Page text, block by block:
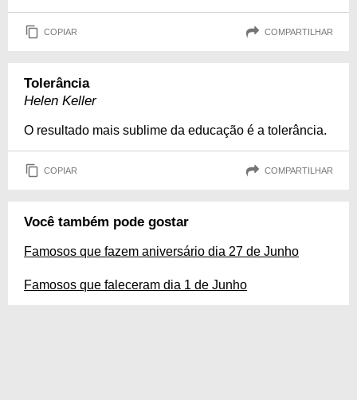
COPIAR COMPARTILHAR
Tolerância
Helen Keller
O resultado mais sublime da educação é a tolerância.
COPIAR COMPARTILHAR
Você também pode gostar
Famosos que fazem aniversário dia 27 de Junho
Famosos que faleceram dia 1 de Junho